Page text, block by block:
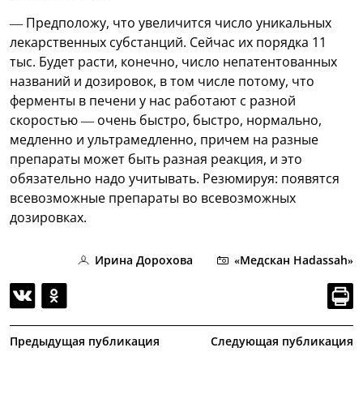
— Предположу, что увеличится число уникальных
лекарственных субстанций. Сейчас их порядка 11
тыс. Будет расти, конечно, число непатентованных
названий и дозировок, в том числе потому, что
ферменты в печени у нас работают с разной
скоростью — очень быстро, быстро, нормально,
медленно и ультрамедленно, причем на разные
препараты может быть разная реакция, и это
обязательно надо учитывать. Резюмируя: появятся
всевозможные препараты во всевозможных
дозировках.
Ирина Дорохова «Медскан Hadassah»
Предыдущая публикация Следующая публикация